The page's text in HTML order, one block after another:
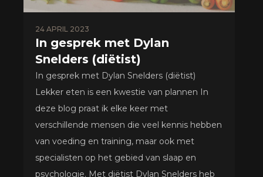
24 APRIL 2023
In gesprek met Dylan
Snelders (diëtist)
In gesprek met Dylan Snelders (diëtist)
Lekker eten is een kwestie van plannen In
deze blog praat ik elke keer met
verschillende mensen die veel kennis hebben
van voeding en training, maar ook met
specialisten op het gebied van slaap en
psychologie. Met diëtist Dylan Snelders heb